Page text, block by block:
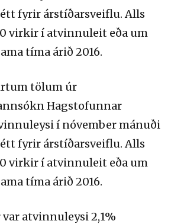
fyrir árstíðarsveiflu. Alls
virkir í atvinnuleit eða um
tíma árið 2016.
tölum úr
Hagstofunnar
í nóvember mánuði
fyrir árstíðarsveiflu. Alls
virkir í atvinnuleit eða um
tíma árið 2016.
atvinnuleysi 2,1%